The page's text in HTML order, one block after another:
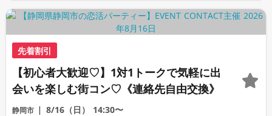
先着割引
【初心者大歓迎♡】1対1トークで気軽に出
会いを楽しむ街コン♡《連絡先自由交換》
静岡市 8/16（日） 14:30〜